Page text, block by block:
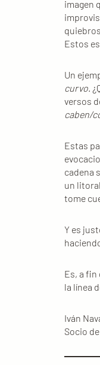
imagen
Estos
Un
curvo.
versos
caben/
Estas
cadena
un
tome
Y es
Es, a
la línea
Iván
Socio